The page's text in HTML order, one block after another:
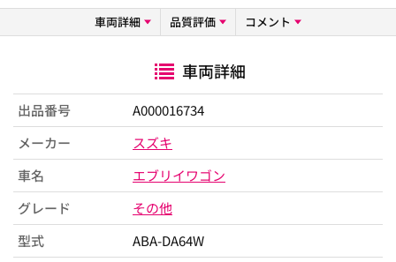
車両詳細 品質評価 コメント
車両詳細
出品番号
A000016734
メーカー
スズキ
車名
エブリイワゴン
グレード
その他
型式
ABA-DA64W